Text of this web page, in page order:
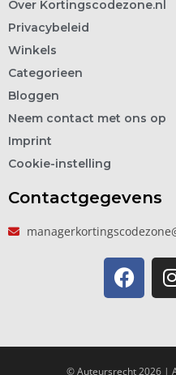
Over Kortingscodezone.nl
Privacybeleid
Winkels
Categorieen
Bloggen
Neem contact met ons op
Imprint
Cookie-instelling
Contactgegevens
© Auteursrecht 2026 |